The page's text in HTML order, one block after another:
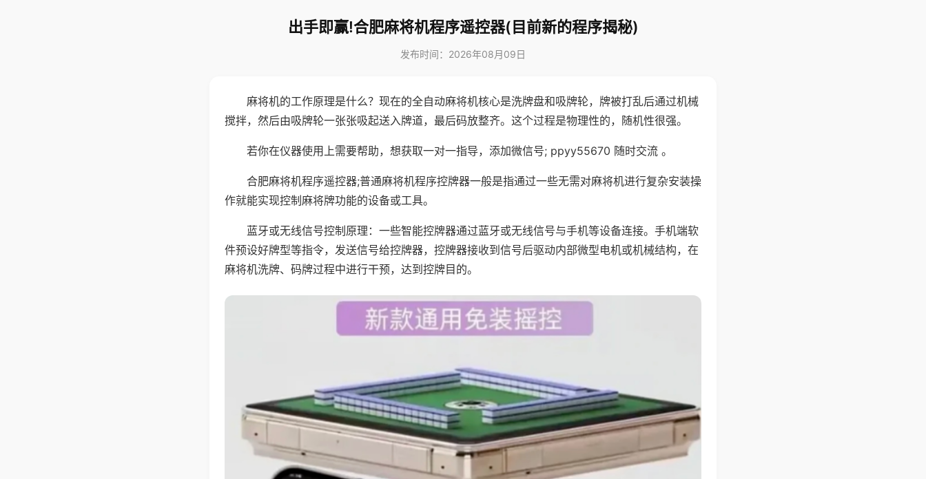
出手即赢!合肥麻将机程序遥控器(目前新的程序揭秘)
发布时间：2026年08月09日
麻将机的工作原理是什么？现在的全自动麻将机核心是洗牌盘和吸牌轮，牌被打乱后通过机械
搅拌，然后由吸牌轮一张张吸起送入牌道，最后码放整齐。这个过程是物理性的，随机性很强。
若你在仪器使用上需要帮助，想获取一对一指导，添加微信号; ppyy55670 随时交流 。
合肥麻将机程序遥控器;普通麻将机程序控牌器一般是指通过一些无需对麻将机进行复杂安装操
作就能实现控制麻将牌功能的设备或工具。
蓝牙或无线信号控制原理：一些智能控牌器通过蓝牙或无线信号与手机等设备连接。手机端软
件预设好牌型等指令，发送信号给控牌器，控牌器接收到信号后驱动内部微型电机或机械结构，在
麻将机洗牌、码牌过程中进行干预，达到控牌目的。